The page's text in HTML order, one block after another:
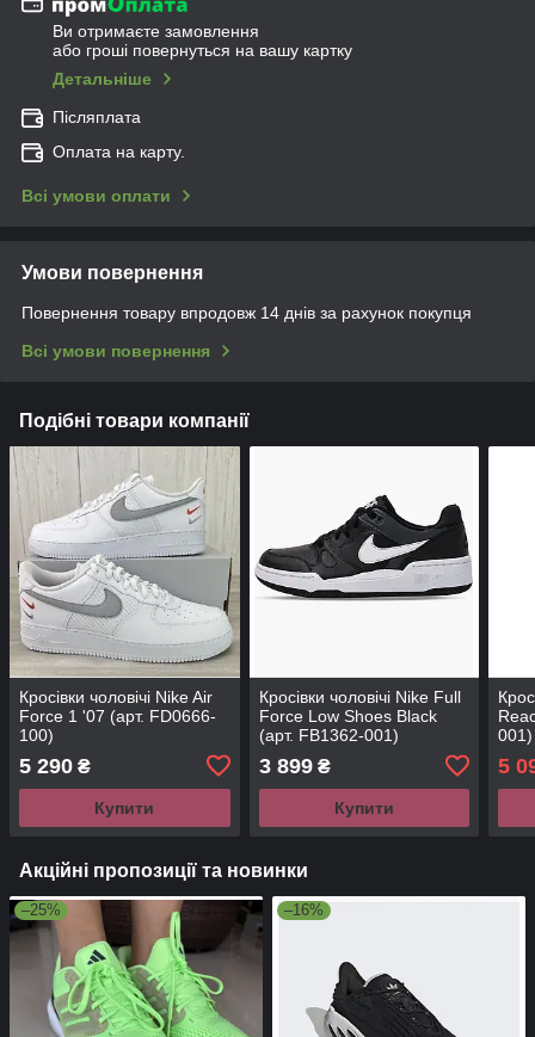
Ви отримаєте замовлення
або гроші повернуться на вашу картку
Детальніше
Післяплата
Оплата на карту.
Всі умови оплати
Умови повернення
Повернення товару впродовж 14 днів за рахунок покупця
Всі умови повернення
Подібні товари компанії
Кросівки чоловічі Nike Air
Force 1 '07 (арт. FD0666-
100)
5 290 ₴
Купити
Кросівки чоловічі Nike Full
Force Low Shoes Black
(арт. FB1362-001)
3 899₴
Купити
001)
5
Акційні пропозиції та новинки
–25% –16%